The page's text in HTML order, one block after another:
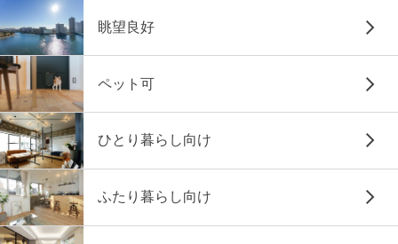
眺望良好
ペット可
ひとり暮らし向け
ふたり暮らし向け